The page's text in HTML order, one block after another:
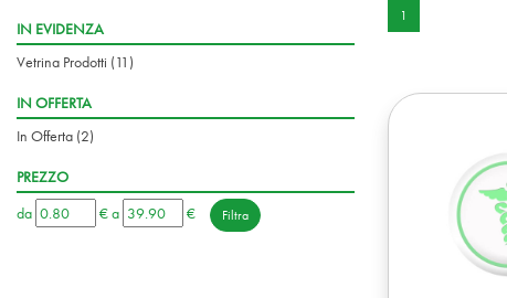
IN EVIDENZA
Vetrina Prodotti (11)
IN OFFERTA
In Offerta (2)
PREZZO
filtra
da € filtra
a €
1